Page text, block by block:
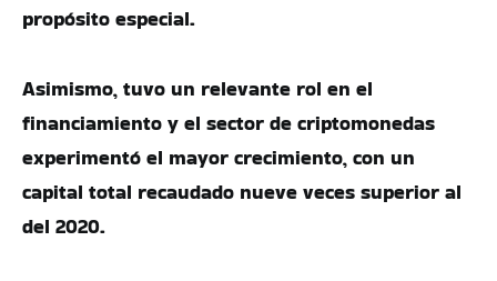
propósito especial.
Asimismo, tuvo un relevante rol en el
financiamiento y el sector de criptomonedas
experimentó el mayor crecimiento, con un
capital total recaudado nueve veces superior al
del 2020.